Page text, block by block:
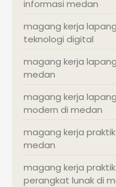
informasi medan
magang kerja
teknologi digital
magang kerja
medan
magang kerja
modern di medan
magang kerja
medan
magang kerja
perangkat lunak di